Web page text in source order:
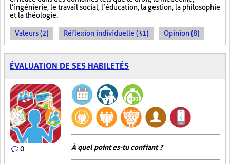
l’ingénierie, le travail social, l’éducation, la gestion, la philosophie
et la théologie.
Valeurs (2) Réflexion individuelle (31) Opinion (8)
ÉVALUATION DE SES HABILETÉS
0 À quel point es-tu confiant ?